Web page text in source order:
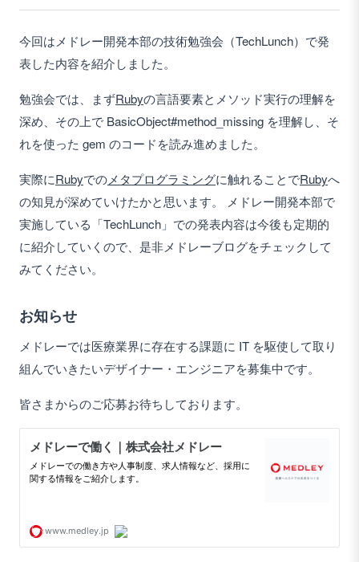
今回はメドレー開発本部の技術勉強会（TechLunch）で発
表した内容を紹介しました。
勉強会では、まずRubyの言語要素とメソッド実行の理解を
深め、その上で BasicObject#method_missing を理解し、そ
れを使った gem のコードを読み進めました。
実際にRubyでのメタプログラミングに触れることでRubyへ
の知見が深めていけたかと思います。 メドレー開発本部で
実施している「TechLunch」での発表内容は今後も定期的
に紹介していくので、是非メドレーブログをチェックして
みてください。
お知らせ
メドレーでは医療業界に存在する課題に IT を駆使して取り
組んでいきたいデザイナー・エンジニアを募集中です。
皆さまからのご応募お待ちしております。